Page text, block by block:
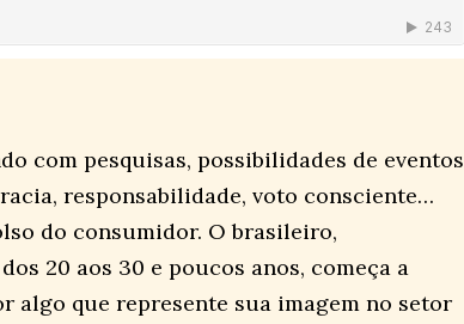
com pesquisas, possibilidades de eventos
responsabilidade, voto consciente…
do consumidor. O brasileiro,
20 aos 30 e poucos anos, começa a
algo que represente sua imagem no setor